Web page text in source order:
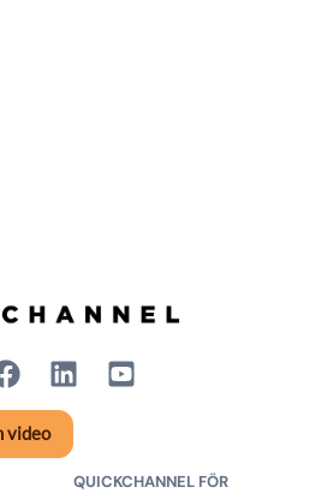
video
QUICKCHANNEL FÖR